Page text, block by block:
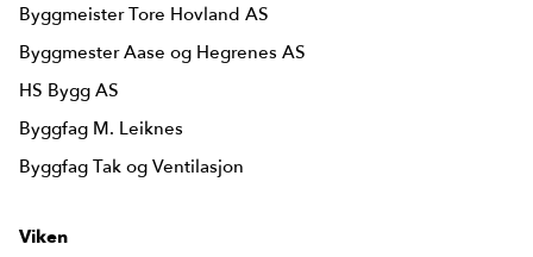
Byggmeister Tore Hovland AS
Byggmester Aase og Hegrenes AS
HS Bygg AS
Byggfag M. Leiknes
Byggfag Tak og Ventilasjon
Viken